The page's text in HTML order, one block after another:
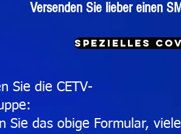
Versenden Sie lieber einen
Spezielles
Sie die CETV-
Sie das obige Formular,